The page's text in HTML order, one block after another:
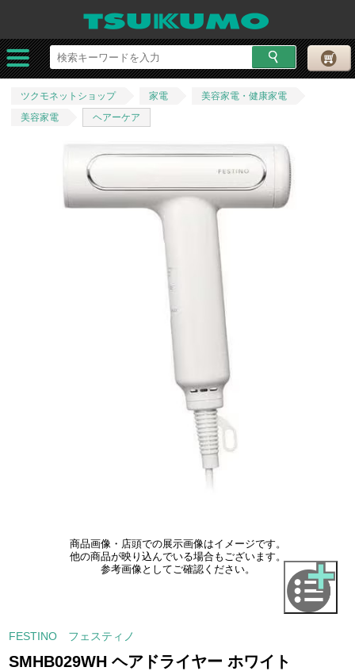
ツクモネットショップ 家電
美容家電・健康家電
美容家電
ヘアーケア
商品画像・店頭での展示画像はイメージです。
他の商品が映り込んでいる場合もございます。
参考画像としてご確認ください。
FESTINO フェスティノ
SMHB029WH ヘアドライヤー ホワイト